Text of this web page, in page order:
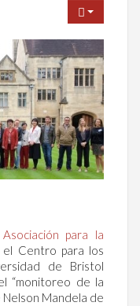
Asociación para la
el Centro para los
de Bristol
“monitoreo de la
Nelson Mandela de